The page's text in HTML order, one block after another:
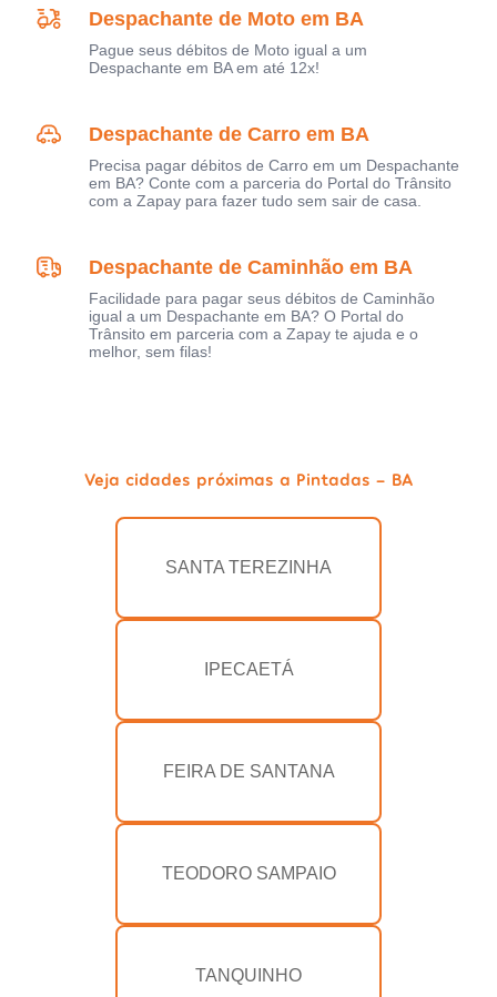
Despachante de Moto em BA
Pague seus débitos de Moto igual a um
Despachante em BA em até 12x!
Despachante de Carro em BA
Precisa pagar débitos de Carro em um Despachante
em BA? Conte com a parceria do Portal do Trânsito
com a Zapay para fazer tudo sem sair de casa.
Despachante de Caminhão em BA
Facilidade para pagar seus débitos de Caminhão
igual a um Despachante em BA? O Portal do
Trânsito em parceria com a Zapay te ajuda e o
melhor, sem filas!
Veja cidades próximas a Pintadas - BA
SANTA TEREZINHA
IPECAETÁ
FEIRA DE SANTANA
TEODORO SAMPAIO
TANQUINHO